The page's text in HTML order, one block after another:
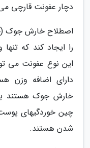
دچار عفونت قارچی
اصطلاح خارش جوک
را ایجاد کند که
این نوع عفونت می
دارای اضافه وزن
خارش جوک هستند
چین خوردگیهای
شدن هستند.